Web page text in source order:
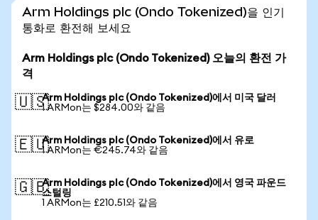
Arm Holdings plc (Ondo Tokenized)을 인기
통화로 환전해 보세요
Arm Holdings plc (Ondo Tokenized) 오늘의 환전 가
격
🇺🇸Arm Holdings plc (Ondo Tokenized)에서 미국 달러
1 ARMon는 $284.00와 같음
🇪🇺Arm Holdings plc (Ondo Tokenized)에서 유로
1 ARMon는 €245.74와 같음
🇬🇧Arm Holdings plc (Ondo Tokenized)에서 영국 파운드
스털링
1 ARMon는 £210.51와 같음